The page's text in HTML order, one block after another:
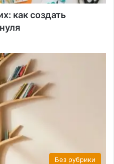
как создать
Без рубрики